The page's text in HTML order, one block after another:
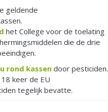
geldende
het College voor de toelating
die de drie
rond kassendoor pesticiden.
keer de EU
tegelijk bevatte.